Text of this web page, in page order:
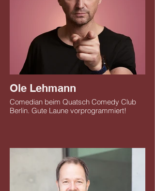
Ole Lehmann
Comedian beim Quatsch Comedy Club
Berlin. Gute Laune vorprogrammiert!